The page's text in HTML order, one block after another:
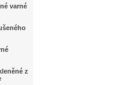
varné
z